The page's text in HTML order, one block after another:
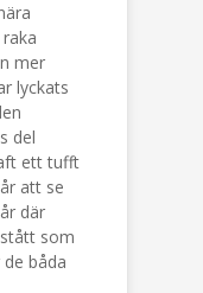
mer
lyckats
del
ett tufft
att se
där
som
båda